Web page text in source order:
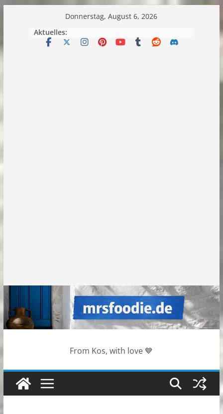
Donnerstag, August 6, 2026
Aktuelles:
From Kos, with love 💙